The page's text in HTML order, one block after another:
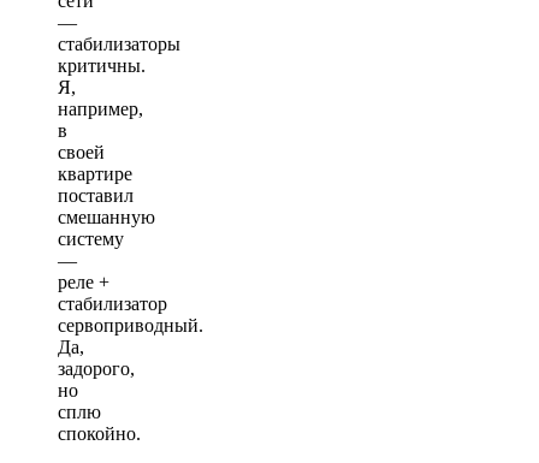
—
стабилизаторы
критичны.
Я,
например,
в
своей
квартире
поставил
смешанную
систему
—
реле +
стабилизатор
сервоприводный.
Да,
задорого,
но
сплю
спокойно.